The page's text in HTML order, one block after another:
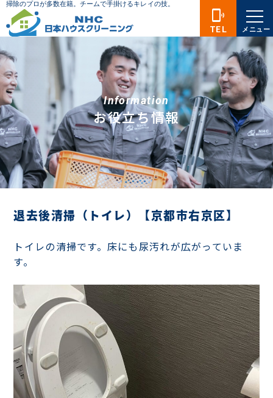
Information
お役立ち情報
退去後清掃（トイレ）【京都市右京区】
トイレの清掃です。床にも尿汚れが広がっていま
す。
phonelink_ring
TEL メニュー